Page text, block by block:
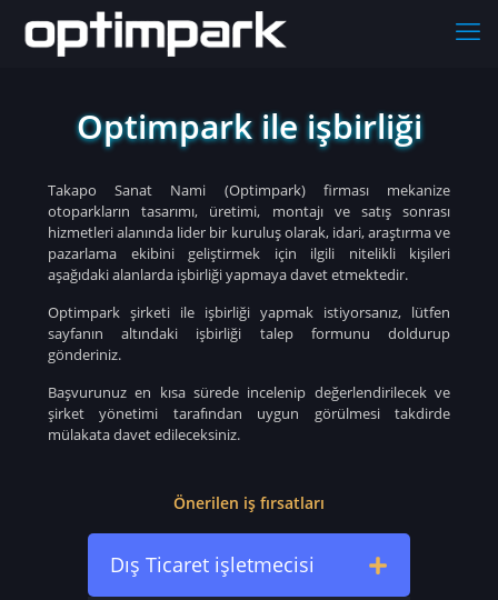
Optimpark ile işbirliği
Takapo Sanat Nami (Optimpark) firması mekanize
otoparkların tasarımı, üretimi, montajı ve satış sonrası
hizmetleri alanında lider bir kuruluş olarak, idari, araştırma ve
pazarlama ekibini geliştirmek için ilgili nitelikli kişileri
aşağıdaki alanlarda işbirliği yapmaya davet etmektedir.
Optimpark şirketi ile işbirliği yapmak istiyorsanız, lütfen
sayfanın altındaki işbirliği talep formunu doldurup
gönderiniz.
Başvurunuz en kısa sürede incelenip değerlendirilecek ve
şirket yönetimi tarafından uygun görülmesi takdirde
mülakata davet edileceksiniz.
Önerilen iş fırsatları
Dış Ticaret işletmecisi